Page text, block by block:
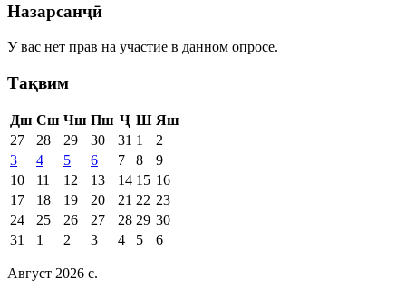
Назарсанҷӣ
У вас нет прав на участие в данном опросе.
Тақвим
Дш Сш Чш Пш Ҷ Ш Яш
27
28 29 30 31 1
2
3
4 5 6 7 8
9
10
11 12 13 14 15 16
17
18 19 20 21 22 23
24
25 26 27 28 29 30
31
1 2 3 4 5 6
Август 2026 c.